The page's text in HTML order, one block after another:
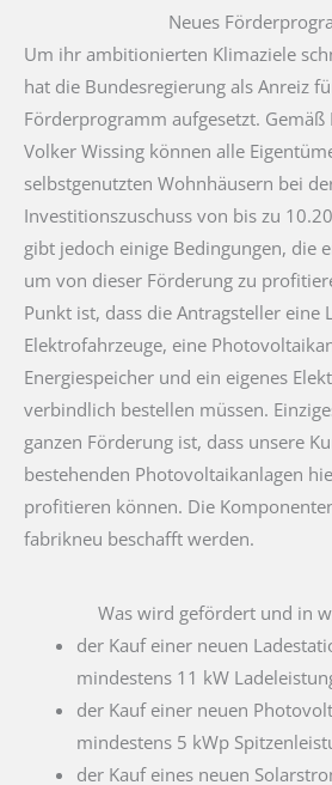
Neues
Um ihr ambitionierten Klimaziele
hat die Bundesregierung als Anreiz
Förderprogramm aufgesetzt.
Volker Wissing können alle
selbstgenutzten Wohnhäusern bei
Investitionszuschuss von bis zu
gibt jedoch einige Bedingungen, die
um von dieser Förderung zu
Punkt ist, dass die Antragsteller eine
Elektrofahrzeuge, eine
Energiespeicher und ein eigenes
verbindlich bestellen müssen.
ganzen Förderung ist, dass unsere
bestehenden Photovoltaikanlagen
profitieren können. Die
fabrikneu beschafft werden.
Was wird gefördert und in
der Kauf einer neuen
mindestens 11 kW
der Kauf einer neuen
mindestens 5 kWp
der Kauf eines neuen